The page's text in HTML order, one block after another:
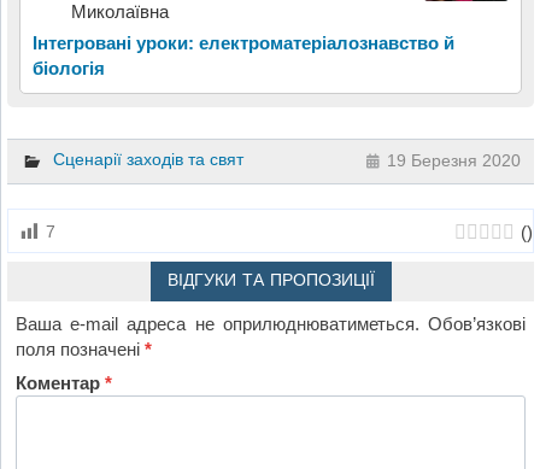
Миколаївна
Інтегровані уроки: електроматеріалознавство й
біологія
Сценарії заходів та свят 19 Березня 2020
7 ()
ВІДГУКИ ТА ПРОПОЗИЦІЇ
Ваша e-mail адреса не оприлюднюватиметься. Обов’язкові
поля позначені*
Коментар*